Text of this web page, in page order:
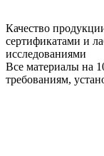
Качество
сертификатами и
исследованиями
Все материалы на
требованиям,